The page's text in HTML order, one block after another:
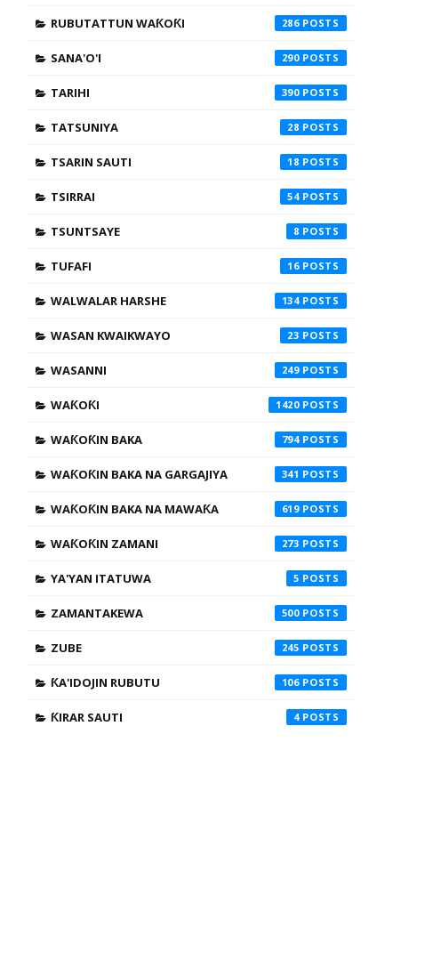
RUBUTATTUN WAƘOƘI 286
SANA'O'I 290
TARIHI 390
TATSUNIYA 28
TSARIN SAUTI 18
TSIRRAI 54
TSUNTSAYE 8
TUFAFI 16
WALWALAR HARSHE 134
WASAN KWAIKWAYO 23
WASANNI 249
WAƘOƘI 1420
WAƘOƘIN BAKA 794
WAƘOƘIN BAKA NA GARGAJIYA 341
WAƘOƘIN BAKA NA MAWAƘA 619
WAƘOƘIN ZAMANI 273
YA'YAN ITATUWA 5
ZAMANTAKEWA 500
ZUBE 245
ƘA'IDOJIN RUBUTU 106
ƘIRAR SAUTI 4